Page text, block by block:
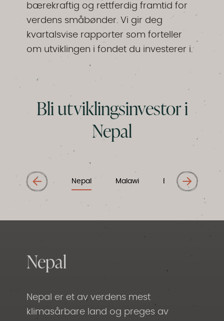
bærekraftig og rettferdig framtid for
verdens småbønder. Vi gir deg
kvartalsvise rapporter som forteller
om utviklingen i fondet du investerer i.
Bli utviklingsinvestor i
Nepal
Nepal Malawi Etiopia
Nepal
Nepal er et av verdens mest
klimasårbare land og preges av